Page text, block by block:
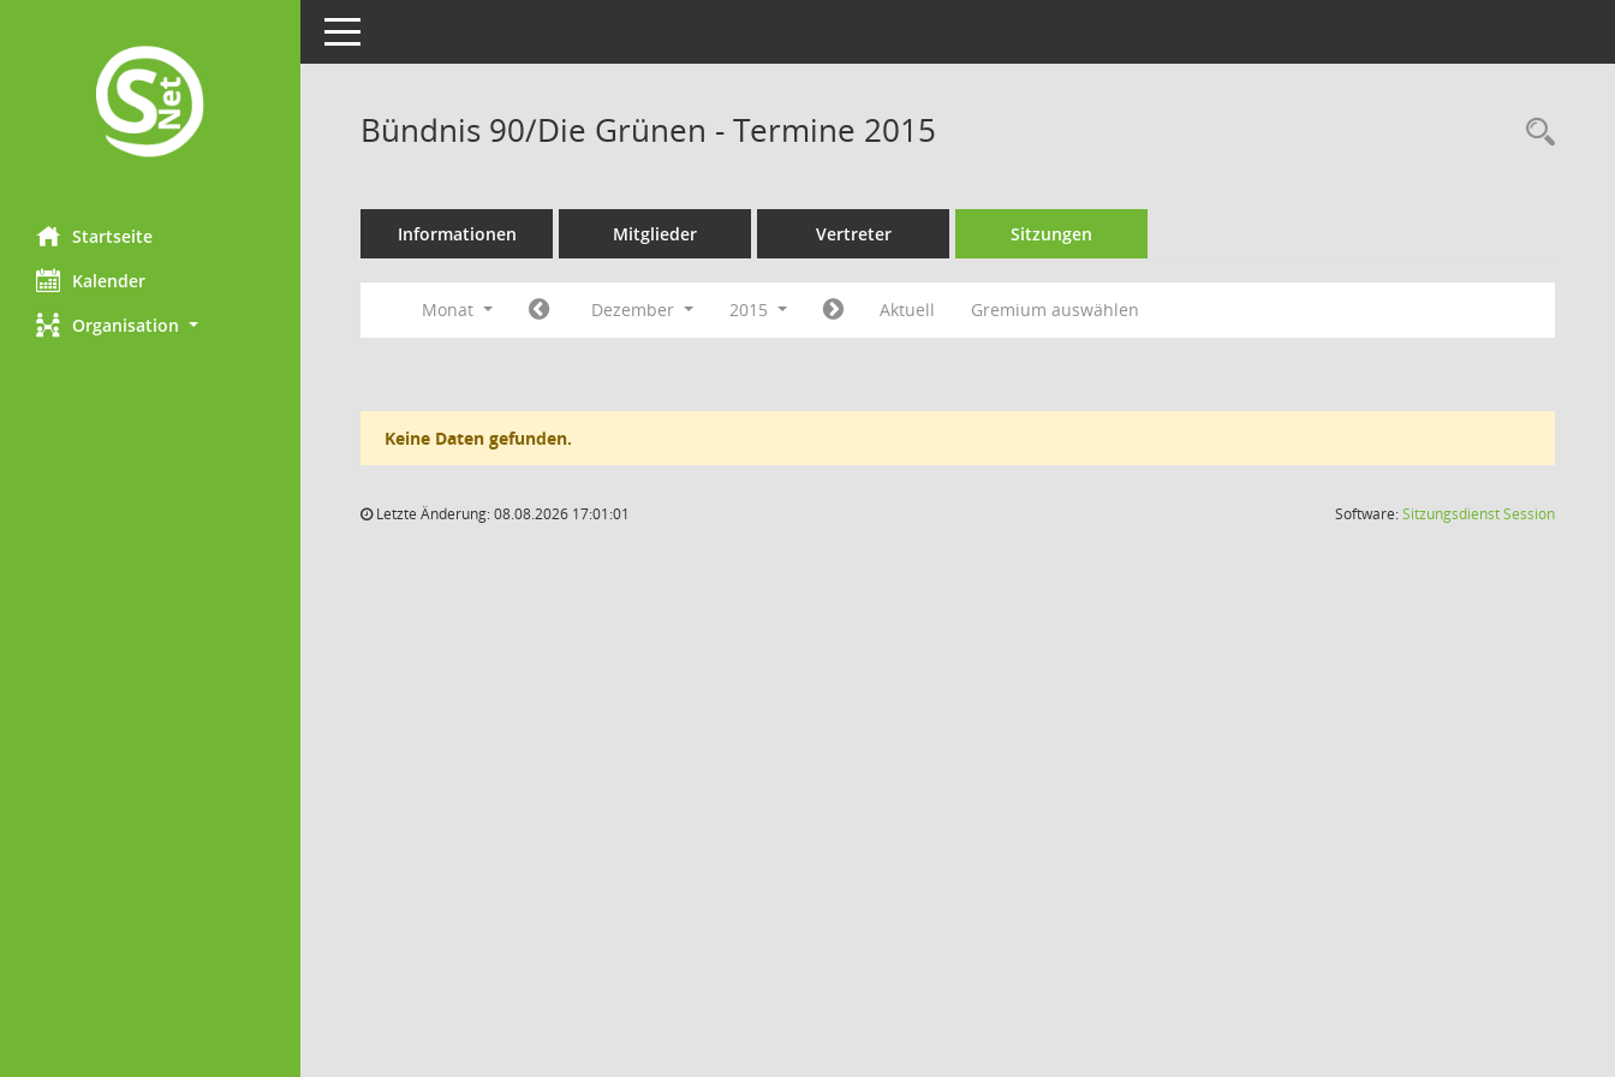
Startseite
Kalender
Organisation
Toggle navigation
Bündnis 90/Die Grünen - Termine 2015
Informationen Mitglieder Vertreter Sitzungen
Monat Dezember 2015 Aktuell Gremium auswählen
Keine Daten gefunden.
Letzte Änderung: 08.08.2026 17:01:01 Software:SitzungsdienstSession(Wird in